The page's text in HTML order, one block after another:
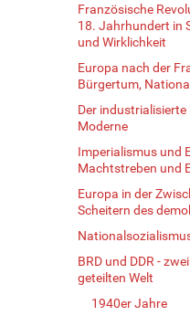
Französische
18. Jahrhundert in
und Wirklichkeit
Europa nach der
Bürgertum,
Der
Moderne
Imperialismus und
Machtstreben und
Europa in der
Scheitern des
BRD und DDR -
geteilten Welt
1940er Jahre